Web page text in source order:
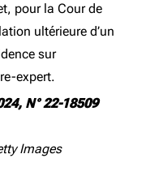
pour la Cour de
ultérieure d’un
sur
expert.
N° 22-18509
Images